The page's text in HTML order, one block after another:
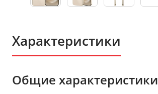
Характеристики
Общие характеристики